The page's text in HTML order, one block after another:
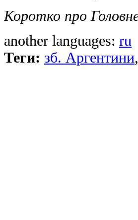
Коротко про
another languages: ru
Теги: зб. Аргентини,